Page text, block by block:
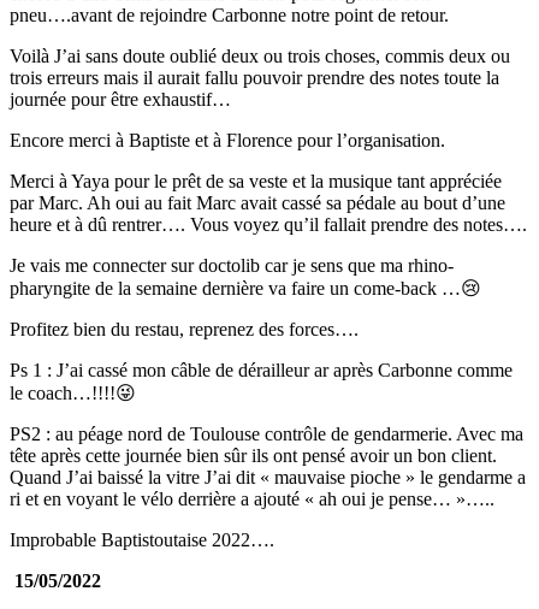
pneu….avant de rejoindre Carbonne notre point de retour.
Voilà J’ai sans doute oublié deux ou trois choses, commis deux ou
trois erreurs mais il aurait fallu pouvoir prendre des notes toute la
journée pour être exhaustif…
Encore merci à Baptiste et à Florence pour l’organisation.
Merci à Yaya pour le prêt de sa veste et la musique tant appréciée
par Marc. Ah oui au fait Marc avait cassé sa pédale au bout d’une
heure et à dû rentrer…. Vous voyez qu’il fallait prendre des notes….
Je vais me connecter sur doctolib car je sens que ma rhino-
pharyngite de la semaine dernière va faire un come-back …😢
Profitez bien du restau, reprenez des forces….
Ps 1 : J’ai cassé mon câble de dérailleur ar après Carbonne comme
le coach…!!!!😜
PS2 : au péage nord de Toulouse contrôle de gendarmerie. Avec ma
tête après cette journée bien sûr ils ont pensé avoir un bon client.
Quand J’ai baissé la vitre J’ai dit « mauvaise pioche » le gendarme a
ri et en voyant le vélo derrière a ajouté « ah oui je pense… »…..
Improbable Baptistoutaise 2022….
15/05/2022